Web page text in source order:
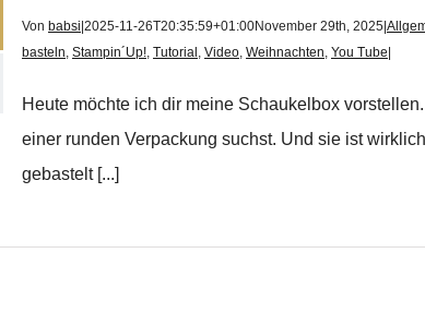
Von babsi 2025-11-26T20:35:59+01:00November 29th, 2025
basteln, Stampin´Up!, Tutorial , Video, Weihnachten, You Tube
Heute möchte ich dir meine Schaukelbox
einer runden Verpackung suchst. Und sie ist
gebastelt [...]